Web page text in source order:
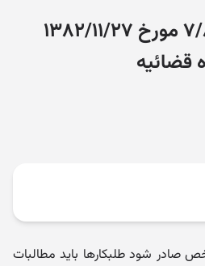
نظر مشورتی ۷/۸۳۷۸ مورخ ۱۳۸۲/۱۱/۲۷
قضائیه
شود طلبکارها باید مطالبات